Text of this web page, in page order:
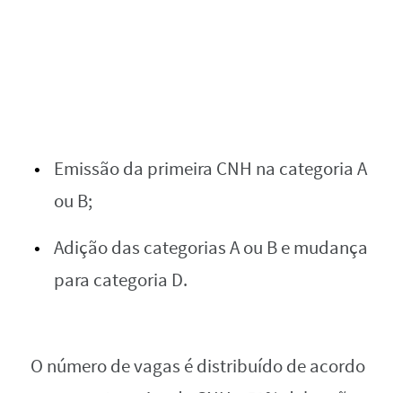
Emissão da primeira CNH na categoria A
ou B;
Adição das categorias A ou B e mudança
para categoria D.
O número de vagas é distribuído de acordo